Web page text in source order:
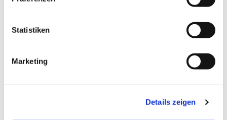
Statistiken
Marketing
Details zeigen